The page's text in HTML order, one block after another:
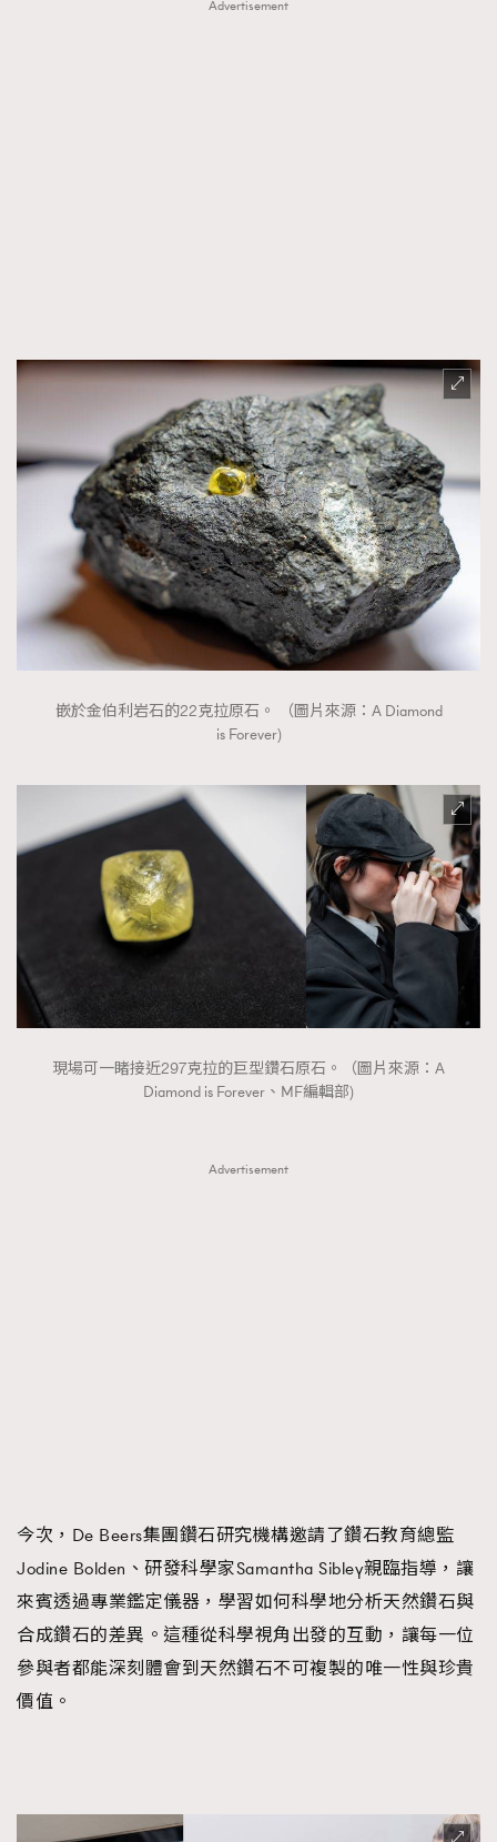
Advertisement
嵌於金伯利岩石的22克拉原石。 （圖片來源：A Diamond
is Forever)
現場可一睹接近297克拉的巨型鑽石原石。（圖片來源：A
Diamond is Forever、MF編輯部)
Advertisement
今次，De Beers集團鑽石研究機構邀請了鑽石教育總監
Jodine Bolden、研發科學家Samantha Sibley親臨指導，讓
來賓透過專業鑑定儀器，學習如何科學地分析天然鑽石與
合成鑽石的差異。這種從科學視角出發的互動，讓每一位
參與者都能深刻體會到天然鑽石不可複製的唯一性與珍貴
價值。